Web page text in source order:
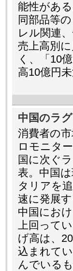
能性があ
同部品等
レル関連
売上高別
く、「10
高10億円
中国のラ
消費者の
ロモニタ
国に次ぐ
表。中国
タリアを
速に発展
中国にお
上回って
げ高は、
込まれて
んでいる